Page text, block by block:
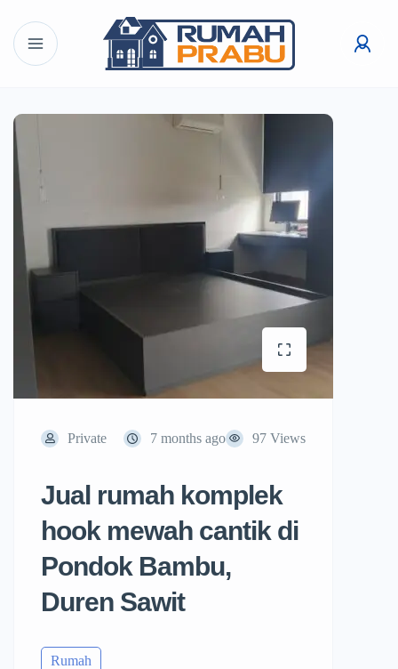
Private 7 months ago 97 Views
Jual rumah komplek
hook mewah cantik di
Pondok Bambu,
Duren Sawit
Rumah